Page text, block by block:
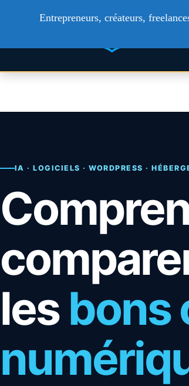
au
IA · LOGICIELS · WORDPRESS ·
lesbons
Entrepreneurs, créateurs,